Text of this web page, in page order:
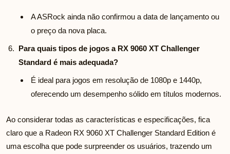
A ASRock ainda não confirmou a data de lançamento ou
o preço da nova placa.
Para quais tipos de jogos a RX 9060 XT Challenger
Standard é mais adequada?
É ideal para jogos em resolução de 1080p e 1440p,
oferecendo um desempenho sólido em títulos modernos.
Ao considerar todas as características e especificações, fica
claro que a Radeon RX 9060 XT Challenger Standard Edition é
uma escolha que pode surpreender os usuários, trazendo um